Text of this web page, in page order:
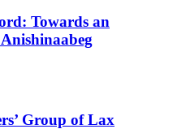
Towards an
Group of Lax